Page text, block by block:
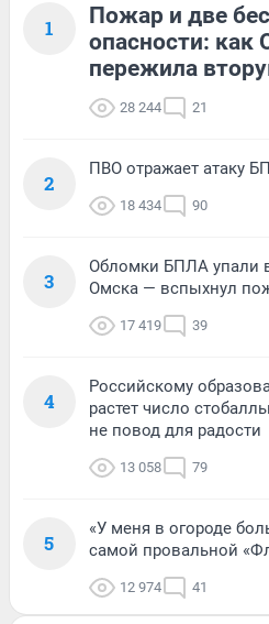
1
Пожар и две
опасности: как
пережила
28 244 21
2
ПВО отражает атаку
18 434 90
3
Обломки БПЛА упали
Омска — вспыхнул
17 419 39
4
Российскому
растет число
не повод для радости
13 058 79
5
«У меня в огороде
самой провальной
12 974 41